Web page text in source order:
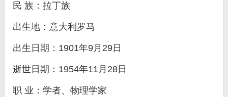
民 族：拉丁族
出生地：意大利罗马
出生日期：1901年9月29日
逝世日期：1954年11月28日
职 业：学者、物理学家